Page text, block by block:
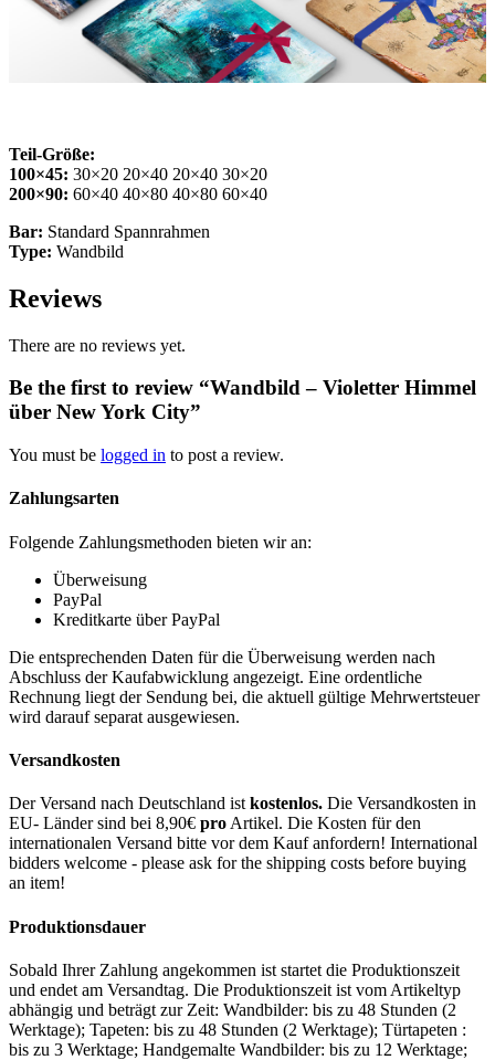
Teil-Größe:
100×45: 30×20 20×40 20×40 30×20
200×90: 60×40 40×80 40×80 60×40
Bar: Standard Spannrahmen
Type: Wandbild
Reviews
There are no reviews yet.
Be the first to review “Wandbild – Violetter Himmel
über New York City”
You must be logged in to post a review.
Zahlungsarten
Folgende Zahlungsmethoden bieten wir an:
Überweisung
PayPal
Kreditkarte über PayPal
Die entsprechenden Daten für die Überweisung werden nach
Abschluss der Kaufabwicklung angezeigt. Eine ordentliche
Rechnung liegt der Sendung bei, die aktuell gültige Mehrwertsteuer
wird darauf separat ausgewiesen.
Versandkosten
Der Versand nach Deutschland ist kostenlos. Die Versandkosten in
EU- Länder sind bei 8,90€ pro Artikel. Die Kosten für den
internationalen Versand bitte vor dem Kauf anfordern! International
bidders welcome - please ask for the shipping costs before buying
an item!
Produktionsdauer
Sobald Ihrer Zahlung angekommen ist startet die Produktionszeit
und endet am Versandtag. Die Produktionszeit ist vom Artikeltyp
abhängig und beträgt zur Zeit: Wandbilder: bis zu 48 Stunden (2
Werktage); Tapeten: bis zu 48 Stunden (2 Werktage); Türtapeten :
bis zu 3 Werktage; Handgemalte Wandbilder: bis zu 12 Werktage;